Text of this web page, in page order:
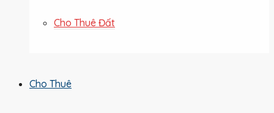
Cho Thuê Đất
Cho Thuê